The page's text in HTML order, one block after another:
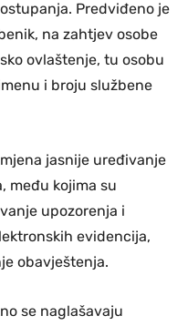
Predviđeno je
na zahtjev osobe
ovlaštenje, tu osobu
i broju službene
jasnije uređivanje
među kojima su
upozorenja i
evidencija,
obavještenja.
se naglašavaju